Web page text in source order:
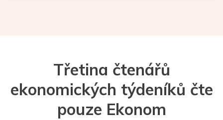
Třetina čtenářů
ekonomických týdeníků čte
pouze Ekonom